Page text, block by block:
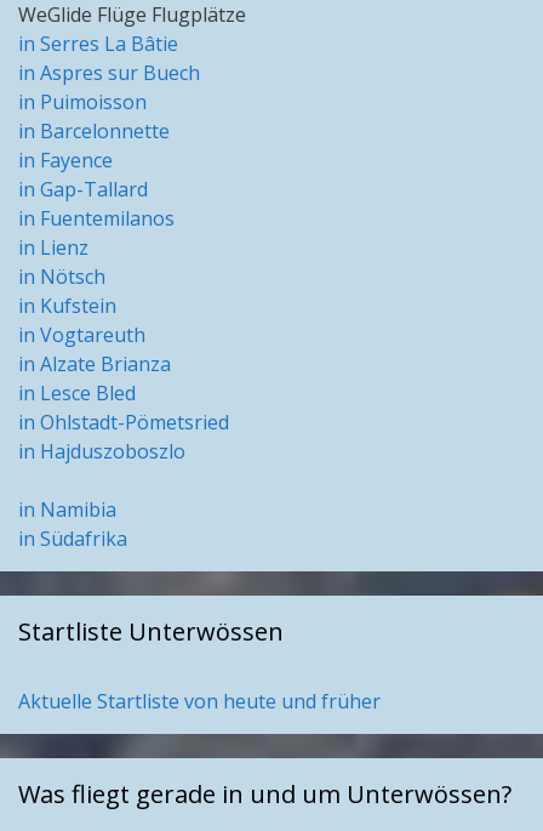
WeGlide Flüge Flugplätze
in Serres La Bâtie
in Aspres sur Buech
in Puimoisson
in Barcelonnette
in Fayence
in Gap-Tallard
in Fuentemilanos
in Lienz
in Nötsch
in Kufstein
in Vogtareuth
in Alzate Brianza
in Lesce Bled
in Ohlstadt-Pömetsried
in Hajduszoboszlo
in Namibia
in Südafrika
Startliste Unterwössen
Aktuelle Startliste von heute und früher
Was fliegt gerade in und um Unterwössen?